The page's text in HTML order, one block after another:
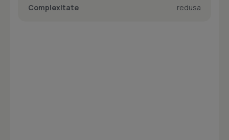
Complexitate
redusa